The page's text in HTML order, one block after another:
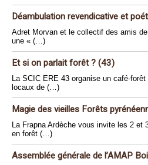
Déambulation revendicative et
Adret Morvan et le collectif des amis
une « (…)
Et si on parlait forêt ? (43)
La SCIC ERE 43 organise un café-
locaux de (…)
Magie des vieilles Forêts
La Frapna Ardèche vous invite les 2 et
en forêt (…)
Assemblée générale de l’AMAP